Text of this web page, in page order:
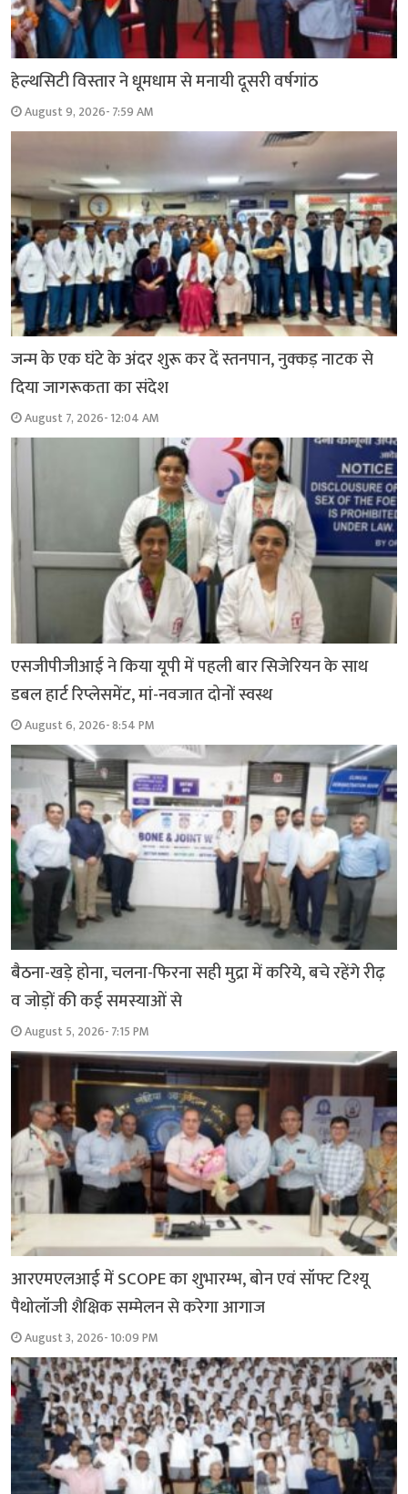
हेल्थसिटी विस्तार ने धूमधाम से मनायी दूसरी वर्षगांठ
August 9, 2026- 7:59 AM
जन्म के एक घंटे के अंदर शुरू कर दें स्तनपान, नुक्कड़ नाटक से
दिया जागरूकता का संदेश
August 7, 2026- 12:04 AM
एसजीपीजीआई ने किया यूपी में पहली बार सिजेरियन के साथ
डबल हार्ट रिप्लेसमेंट, मां-नवजात दोनों स्वस्थ
August 6, 2026- 8:54 PM
बैठना-खड़े होना, चलना-फिरना सही मुद्रा में करिये, बचे रहेंगे रीढ़
व जोड़ों की कई समस्याओं से
August 5, 2026- 7:15 PM
आरएमएलआई में SCOPE का शुभारम्भ, बोन एवं सॉफ्ट टिश्यू
पैथोलॉजी शैक्षिक सम्मेलन से करेगा आगाज
August 3, 2026- 10:09 PM